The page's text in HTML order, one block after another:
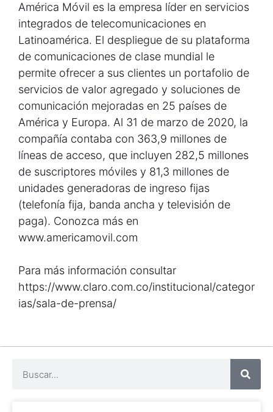
América Móvil es la empresa líder en servicios
integrados de telecomunicaciones en
Latinoamérica. El despliegue de su plataforma
de comunicaciones de clase mundial le
permite ofrecer a sus clientes un portafolio de
servicios de valor agregado y soluciones de
comunicación mejoradas en 25 países de
América y Europa. Al 31 de marzo de 2020, la
compañía contaba con 363,9 millones de
líneas de acceso, que incluyen 282,5 millones
de suscriptores móviles y 81,3 millones de
unidades generadoras de ingreso fijas
(telefonía fija, banda ancha y televisión de
paga). Conozca más en
www.americamovil.com
Para más información consultar
https://www.claro.com.co/institucional/categor
ias/sala-de-prensa/